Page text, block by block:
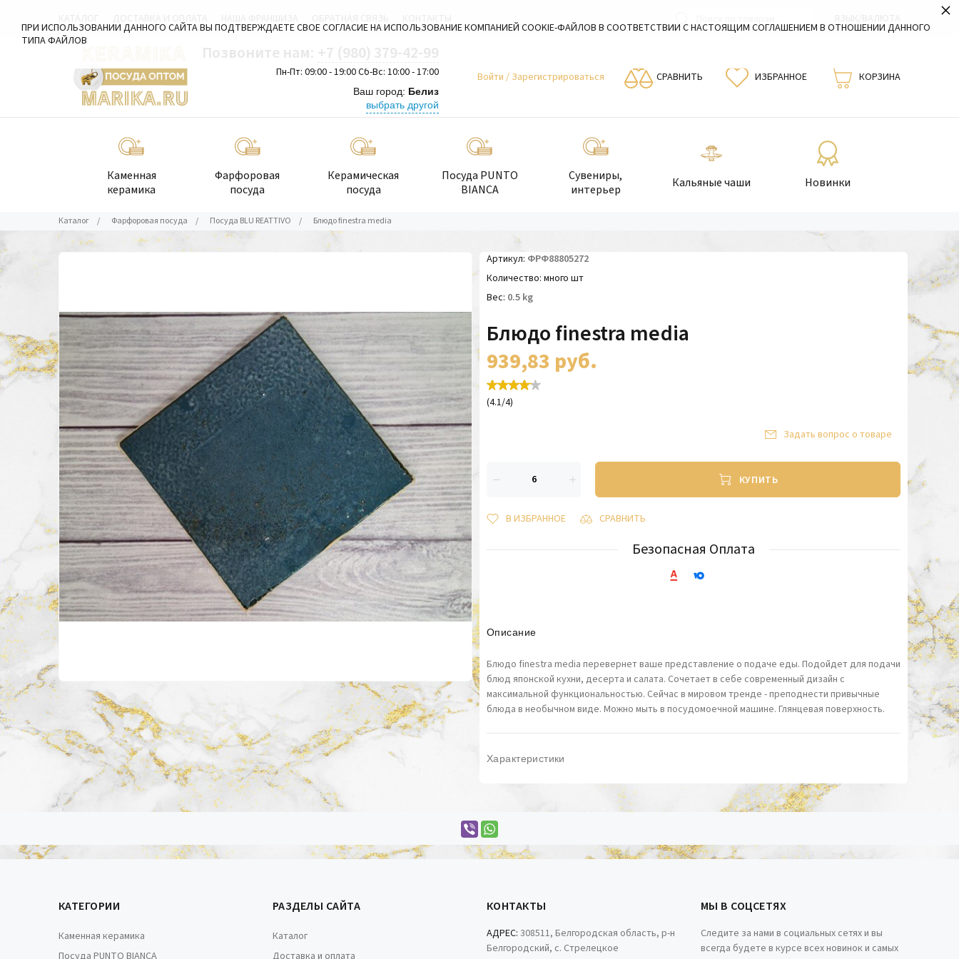
ДОСТАВКА И ОПЛАТА
Пн-Пт: 09:00 - 19:00 Сб-Вс: 10:00 - 17:00
Ваш город: Белиз
выбрать другой
Войти / Зарегистрироваться СРАВНИТЬ ИЗБРАННОЕ КОРЗИНА
Каменная
керамика
Фарфоровая
посуда
Керамическая
посуда
Посуда PUNTO
BIANCA
Сувениры,
интерьер
Кальяные чаши Новинки
Каталог / Фарфоровая посуда / Посуда BLU REATTIVO / Блюдо finestra media
Артикул ФРФ88805272
Количество много шт
Вес 0.5 kg
Блюдо finestra media
939,83 руб.
(4.1/4)
Задать вопрос о товаре
КУПИТЬ
В ИЗБРАННОЕ СРАВНИТЬ
Безопасная Оплата
Описание
Блюдо finestra media перевернет ваше представление о подаче еды. Подойдет для подачи
блюд японской кухни, десерта и салата. Сочетает в себе современный дизайн с
максимальной функциональностью. Сейчас в мировом тренде - преподнести привычные
блюда в необычном виде. Можно мыть в посудомоечной машине. Глянцевая поверхность.
Характеристики
КАТЕГОРИИ
Каменная керамика
Посуда PUNTO BIANCA
РАЗДЕЛЫ САЙТА
Каталог
Доставка и оплата
КОНТАКТЫ
АДРЕС: 308511, Белгородская область, р-н
Белгородский, с. Стрелецкое
МЫ В СОЦСЕТЯХ
Следите за нами в социальных сетях и вы
всегда будете в курсе всех новинок и самых
ПРИ ИСПОЛЬЗОВАНИИ ДАННОГО САЙТА ВЫ ПОДТВЕРЖДАЕТЕ СВОЕ СОГЛАСИЕ НА ИСПОЛЬЗОВАНИЕ КОМПАНИЕЙ COOKIE-ФАЙЛОВ В СООТВЕТСТВИИ С НАСТОЯЩИМ СОГЛАШЕНИЕМ В ОТНОШЕНИИ ДАННОГО
ТИПА ФАЙЛОВ
×